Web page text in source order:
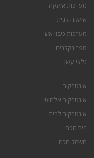
מערכות אזעקה
אזעקה לבית
מערכות כיבוי אש
ספרינקלרים
גלאי עשן
אינטרקום
אינטרקום אלחוטי
אינטרקום לבית
בית חכם
חשמל חכם